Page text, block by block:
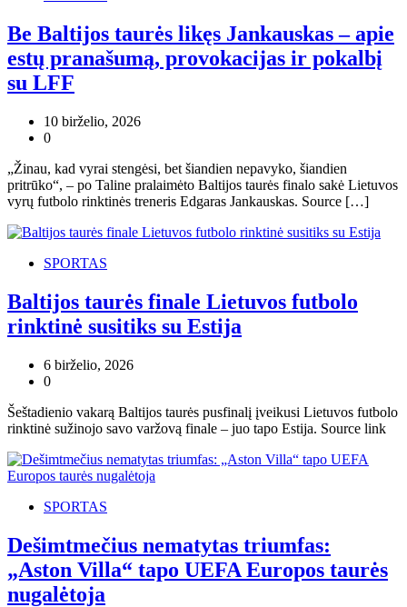
Be Baltijos taurės likęs Jankauskas – apie
estų pranašumą, provokacijas ir pokalbį
su LFF
10 birželio, 2026
0
„Žinau, kad vyrai stengėsi, bet šiandien nepavyko, šiandien
pritrūko“, – po Taline pralaimėto Baltijos taurės finalo sakė Lietuvos
vyrų futbolo rinktinės treneris Edgaras Jankauskas. Source […]
SPORTAS
Baltijos taurės finale Lietuvos futbolo
rinktinė susitiks su Estija
6 birželio, 2026
0
Šeštadienio vakarą Baltijos taurės pusfinalį įveikusi Lietuvos futbolo
rinktinė sužinojo savo varžovą finale – juo tapo Estija. Source link
SPORTAS
Dešimtmečius nematytas triumfas:
„Aston Villa“ tapo UEFA Europos taurės
nugalėtoja